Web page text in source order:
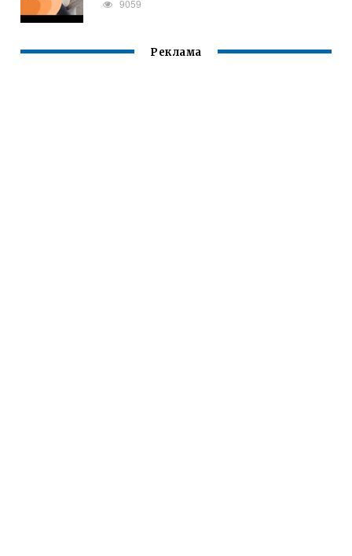
9059
Реклама